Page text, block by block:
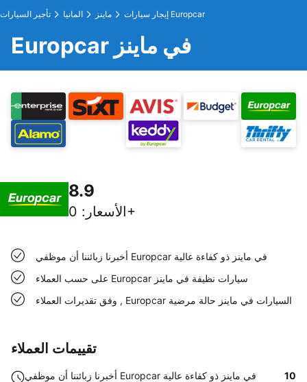
تأجير السيارات المانيا ماينز إيجار سيارات Europcar
Europcar في ماينز
8.9
الأسعار : 0+
أخبرنا زبائننا أن موظفي Europcar في ماينز ذو كفاءة عالية
على حسب العملاء Europcar سيارات نظيفة في ماينز
وفق تقديرات العملاء , Europcar السيارات في ماينز حالة مرضية
تقييمات العملاء
أخبرنا زبائننا أن موظفي Europcar في ماينز ذو كفاءة عالية 10